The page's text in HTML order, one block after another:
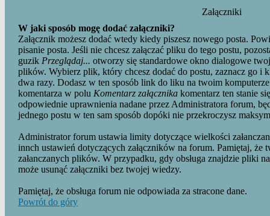
Załączniki
W jaki sposób mogę dodać załączniki?
Załącznik możesz dodać wtedy kiedy piszesz nowego posta.
pisanie posta. Jeśli nie chcesz załączać pliku do tego postu,
guzik Przeglądaj... otworzy się standardowe okno dialogowe
plików. Wybierz plik, który chcesz dodać do postu, zaznacz go
dwa razy. Dodasz w ten sposób link do liku na twoim
komentarza w polu Komentarz załącznika komentarz ten stanie
odpowiednie uprawnienia nadane przez Administratora forum,
jednego postu w ten sam sposób dopóki nie przekroczysz
Administrator forum ustawia limity dotyczące wielkości
innch ustawień dotyczących załączników na forum. Pamiętaj, że
załanczanych plików. W przypadku, gdy obsługa znajdzie pliki
może usunąć załączniki bez twojej wiedzy.
Pamiętaj, że obsługa forum nie odpowiada za stracone dane.
Powrót do góry